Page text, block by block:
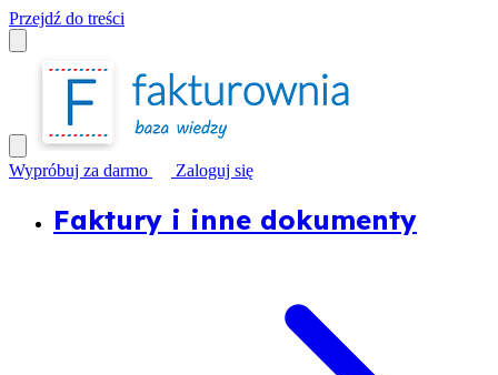
Przejdź do treści
Wypróbuj za darmo Zaloguj się
Faktury i inne dokumenty